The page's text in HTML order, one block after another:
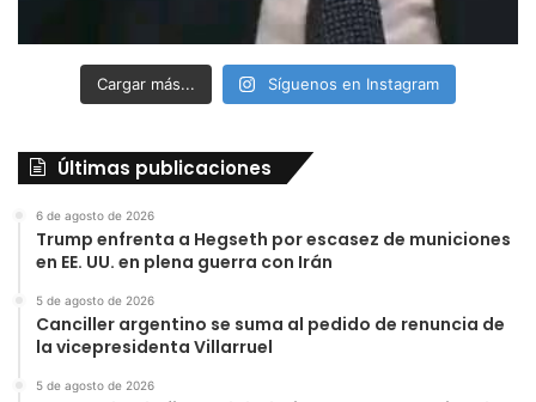
Cargar más... Síguenos en Instagram
Últimas publicaciones
6 de agosto de 2026
Trump enfrenta a Hegseth por escasez de municiones
en EE. UU. en plena guerra con Irán
5 de agosto de 2026
Canciller argentino se suma al pedido de renuncia de
la vicepresidenta Villarruel
5 de agosto de 2026